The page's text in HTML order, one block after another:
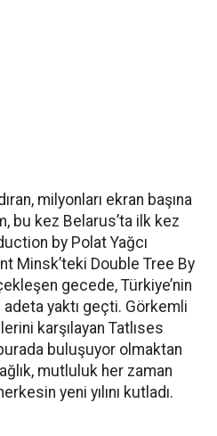
milyonları ekran başına
bu kez Belarus’ta ilk kez
by Polat Yağcı
Minsk’teki Double Tree By
gecede, Türkiye’nin
adeta yaktı geçti. Görkemli
karşılayan Tatlıses
buluşuyor olmaktan
mutluluk her zaman
yeni yılını kutladı.